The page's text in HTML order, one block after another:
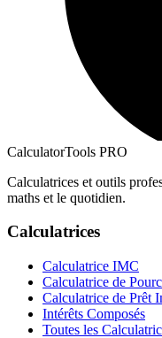
CalculatorTools PRO
Calculatrices et outils
maths et le quotidien.
Calculatrices
Calculatrice IMC
Calculatrice de
Calculatrice de Prêt
Intérêts Composés
Toutes les